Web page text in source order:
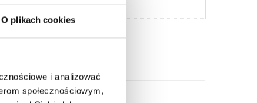
O plikach cookies
i analizować
społecznościowym,